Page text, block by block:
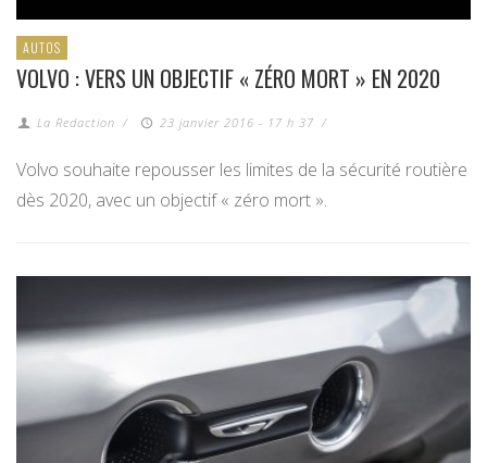
AUTOS
VOLVO : VERS UN OBJECTIF « ZÉRO MORT » EN 2020
La Redaction / 23 janvier 2016 - 17 h 37 /
Volvo souhaite repousser les limites de la sécurité routière
dès 2020, avec un objectif « zéro mort ».